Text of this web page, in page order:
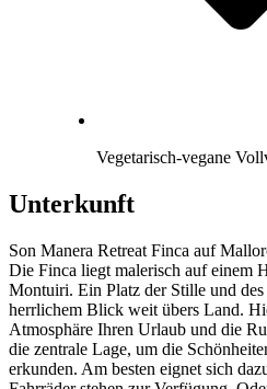
Vegetarisch-vegane
Unterkunft
Son Manera Retreat Finca auf
Die Finca liegt malerisch auf einem
Montuiri. Ein Platz der Stille und
herrlichem Blick weit übers Land.
Atmosphäre Ihren Urlaub und die
die zentrale Lage, um die
erkunden. Am besten eignet sich